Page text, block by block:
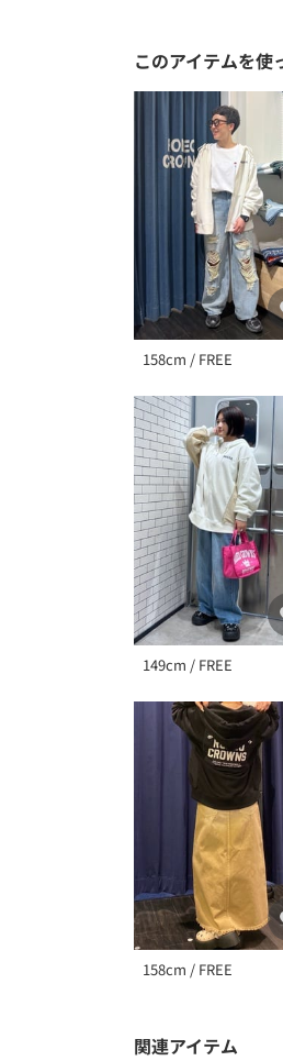
このアイテムを使
158cm / FREE
149cm / FREE
158cm / FREE
関連アイテム